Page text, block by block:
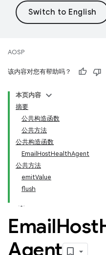
AOSP
该内容对您有帮助吗？
本页内容
摘要
公共构造函数
公共方法
公共构造函数
EmailHostHealthAgent
公共方法
emitValue
flush
EmailHost
Agent